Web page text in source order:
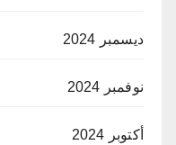
ديسمبر 2024
نوفمبر 2024
أكتوبر 2024